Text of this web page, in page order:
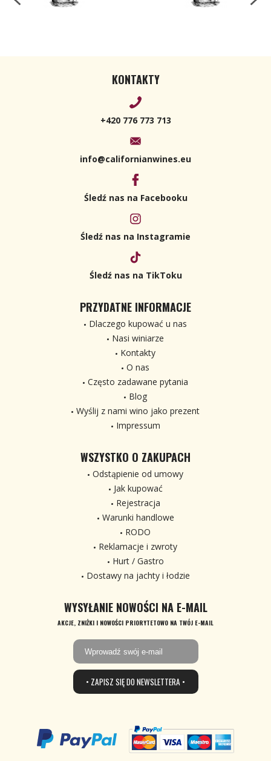
KONTAKTY
+420 776 773 713
info@californianwines.eu
Śledź nas na Facebooku
Śledź nas na Instagramie
Śledź nas na TikToku
PRZYDATNE INFORMACJE
Dlaczego kupować u nas
Nasi winiarze
Kontakty
O nas
Często zadawane pytania
Blog
Wyślij z nami wino jako prezent
Impressum
WSZYSTKO O ZAKUPACH
Odstąpienie od umowy
Jak kupować
Rejestracja
Warunki handlowe
RODO
Reklamacje i zwroty
Hurt / Gastro
Dostawy na jachty i łodzie
WYSYŁANIE NOWOŚCI NA E-MAIL
AKCJE, ZNIŻKI I NOWOŚCI PRIORYTETOWO NA TWÓJ E-MAIL
• ZAPISZ SIĘ DO NEWSLETTERA •